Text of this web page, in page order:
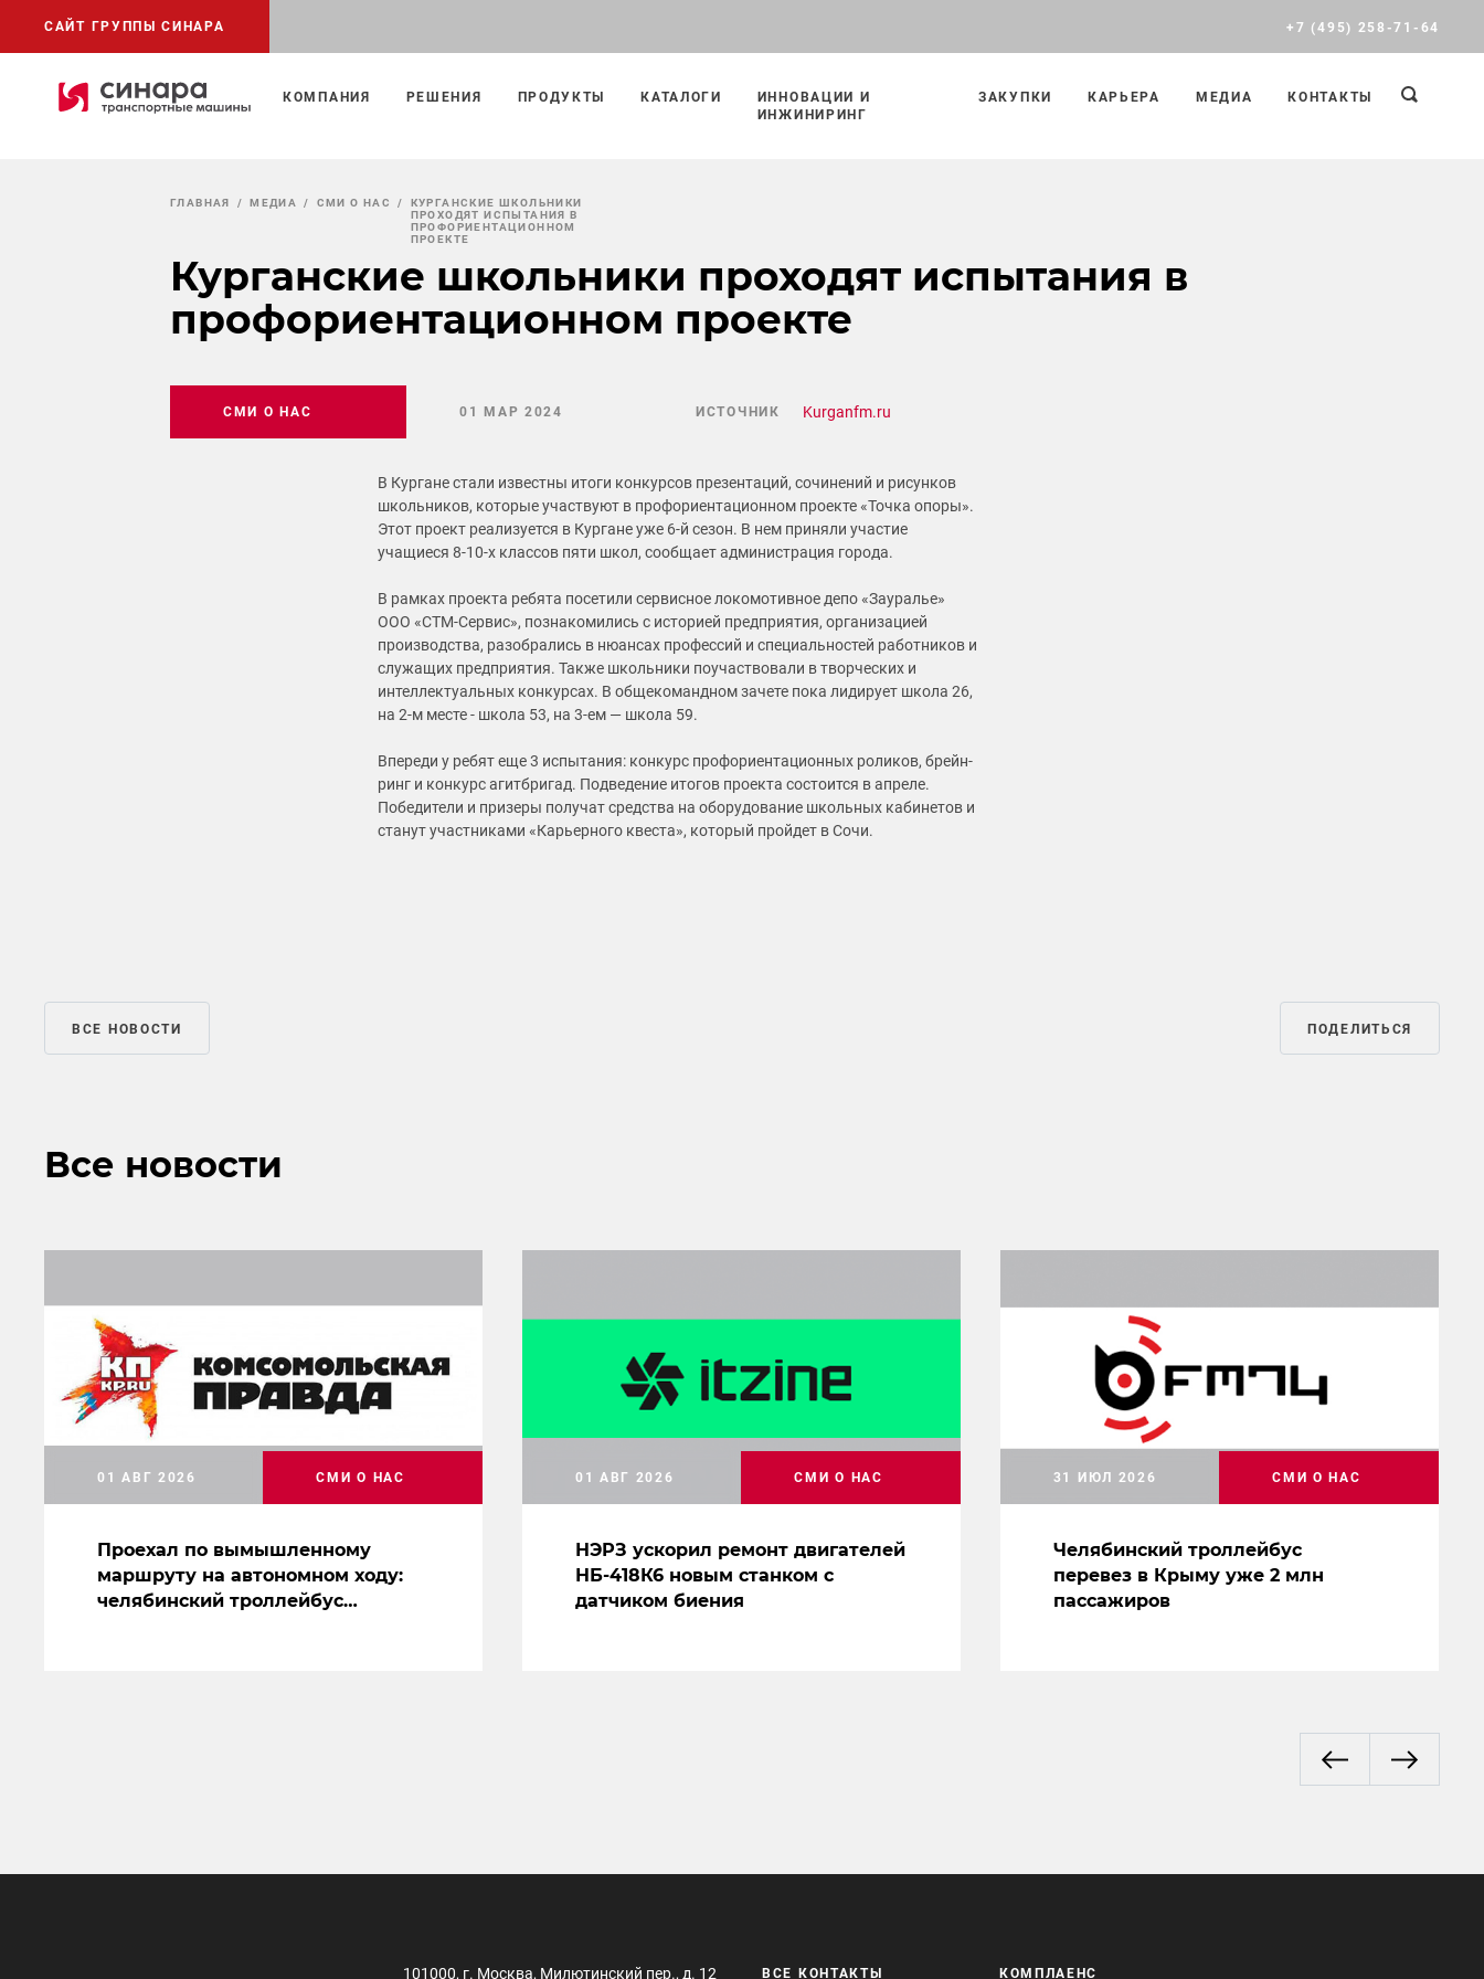
САЙТ ГРУППЫ СИНАРА +7 (495) 258-71-64
КОМПАНИЯ РЕШЕНИЯ ПРОДУКТЫ КАТАЛОГИ
ИННОВАЦИИ И
ИНЖИНИРИНГ
ЗАКУПКИ КАРЬЕРА МЕДИА КОНТАКТЫ
ГЛАВНАЯ МЕДИА СМИ О НАС
КУРГАНСКИЕ ШКОЛЬНИКИ
ПРОХОДЯТ ИСПЫТАНИЯ В
ПРОФОРИЕНТАЦИОННОМ
ПРОЕКТЕ
Курганские школьники проходят испытания в
профориентационном проекте
СМИ О НАС 01 МАР 2024 ИСТОЧНИК Kurganfm.ru
В Кургане стали известны итоги конкурсов презентаций, сочинений и рисунков
школьников, которые участвуют в профориентационном проекте «Точка опоры».
Этот проект реализуется в Кургане уже 6-й сезон. В нем приняли участие
учащиеся 8-10-х классов пяти школ, сообщает администрация города.
В рамках проекта ребята посетили сервисное локомотивное депо «Зауралье»
ООО «СТМ-Сервис», познакомились с историей предприятия, организацией
производства, разобрались в нюансах профессий и специальностей работников и
служащих предприятия. Также школьники поучаствовали в творческих и
интеллектуальных конкурсах. В общекомандном зачете пока лидирует школа 26,
на 2-м месте - школа 53, на 3-ем — школа 59.
Впереди у ребят еще 3 испытания: конкурс профориентационных роликов, брейн-
ринг и конкурс агитбригад. Подведение итогов проекта состоится в апреле.
Победители и призеры получат средства на оборудование школьных кабинетов и
станут участниками «Карьерного квеста», который пройдет в Сочи.
ВСЕ НОВОСТИ ПОДЕЛИТЬСЯ
Все новости
Проехал по вымышленному
маршруту на автономном ходу:
челябинский троллейбус
01 АВГ 2026 СМИ О НАС
НЭРЗ ускорил ремонт двигателей
НБ-418К6 новым станком с
датчиком биения
01 АВГ 2026 СМИ О НАС
Челябинский троллейбус
перевез в Крыму уже 2 млн
пассажиров
31 ИЮЛ 2026 СМИ О НАС
101000, г. Москва, Милютинский пер., д. 12 ВСЕ КОНТАКТЫ КОМПЛАЕНС